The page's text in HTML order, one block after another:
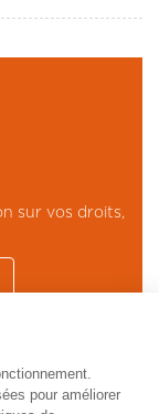
sur vos droits,
pour améliorer